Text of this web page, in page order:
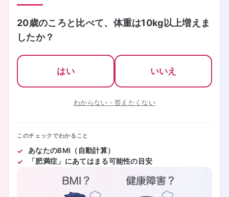
20歳のころと比べて、体重は10kg以上増えま
したか？
はい いいえ
わからない・答えたくない
このチェックでわかること
あなたのBMI（自動計算）
「肥満症」にあてはまる可能性の目安